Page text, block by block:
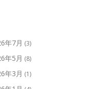
年7月 (3)
年5月 (8)
年3月 (1)